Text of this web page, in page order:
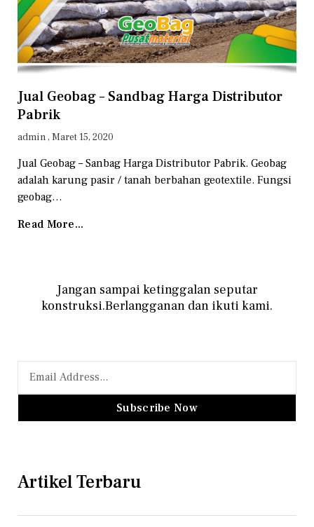
Jual Geobag – Sandbag Harga Distributor
Pabrik
admin Maret 15, 2020
Jual Geobag – Sanbag Harga Distributor Pabrik. Geobag
adalah karung pasir / tanah berbahan geotextile. Fungsi
geobag…
Read More...
Jangan sampai ketinggalan seputar
konstruksi.Berlangganan dan ikuti kami.
Subscribe Now
Artikel Terbaru